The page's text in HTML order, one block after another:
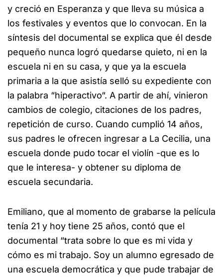
y creció en Esperanza y que lleva su música a
los festivales y eventos que lo convocan. En la
síntesis del documental se explica que él desde
pequeño nunca logró quedarse quieto, ni en la
escuela ni en su casa, y que ya la escuela
primaria a la que asistía selló su expediente con
la palabra “hiperactivo“. A partir de ahí, vinieron
cambios de colegio, citaciones de los padres,
repetición de curso. Cuando cumplió 14 años,
sus padres le ofrecen ingresar a La Cecilia, una
escuela donde pudo tocar el violín -que es lo
que le interesa- y obtener su diploma de
escuela secundaria.
Emiliano, que al momento de grabarse la película
tenía 21 y hoy tiene 25 años, contó que el
documental “trata sobre lo que es mi vida y
cómo es mi trabajo. Soy un alumno egresado de
una escuela democrática y que pude trabajar de